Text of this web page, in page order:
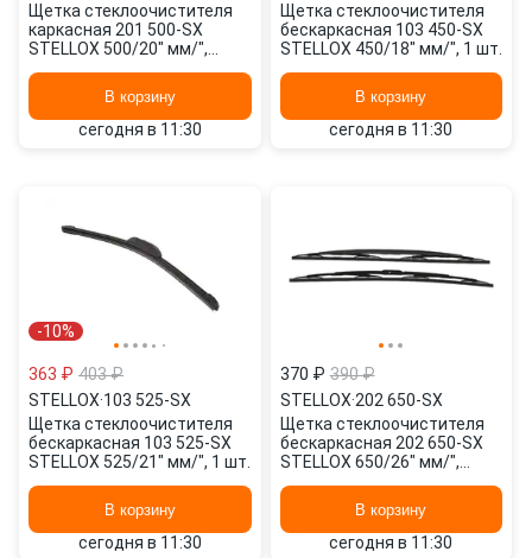
Щетка стеклоочистителя
каркасная 201 500-SX
STELLOX 500/20" мм/",
В корзину
сегодня в 11:30
Щетка стеклоочистителя
бескаркасная 103 450-SX
STELLOX 450/18" мм/", 1 шт.
В корзину
сегодня в 11:30
-10%
363 ₽ 403 ₽
STELLOX·103 525-SX
Щетка стеклоочистителя
бескаркасная 103 525-SX
STELLOX 525/21" мм/", 1 шт.
В корзину
сегодня в 11:30
370 ₽ 390 ₽
STELLOX·202 650-SX
Щетка стеклоочистителя
бескаркасная 202 650-SX
STELLOX 650/26" мм/",
В корзину
сегодня в 11:30